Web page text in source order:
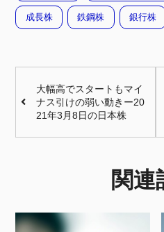
成長株 鉄鋼株 銀行株
大幅高でスタートもマイ
ナス引けの弱い動きー20
21年3月8日の日本株
関連